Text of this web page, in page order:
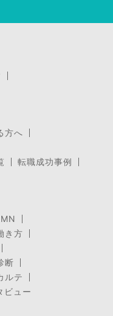
方へ
転職成功事例
き方
断
ルテ
ビュー